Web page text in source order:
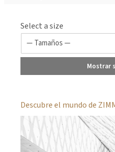
Select a size
Mostrar
Descubre el mundo de